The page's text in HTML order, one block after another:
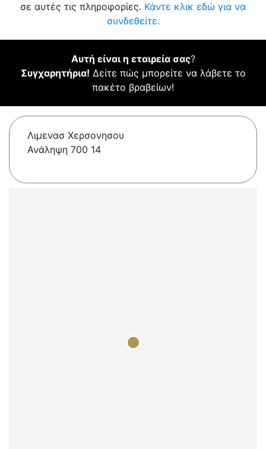
σε αυτές τις πληροφορίες. Κάντε κλικ εδώ για να
συνδεθείτε.
Αυτή είναι η εταιρεία σας?
Συγχαρητήρια! Δείτε πώς μπορείτε να λάβετε το
πακέτο βραβείων!
Λιμενασ Χερσονησου
Ανάληψη 700 14